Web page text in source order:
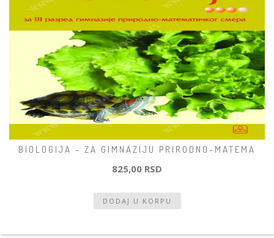
BIOLOGIJA - ZA GIMNAZIJU PRIRODNO-MATEMA
825,00 RSD